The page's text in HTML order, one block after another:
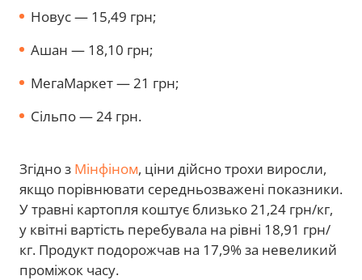
Новус — 15,49 грн;
Ашан — 18,10 грн;
МегаМаркет — 21 грн;
Сільпо — 24 грн.
Згідно з Мінфіном, ціни дійсно трохи виросли,
якщо порівнювати середньозважені показники.
У травні картопля коштує близько 21,24 грн/кг,
у квітні вартість перебувала на рівні 18,91 грн/
кг. Продукт подорожчав на 17,9% за невеликий
проміжок часу.